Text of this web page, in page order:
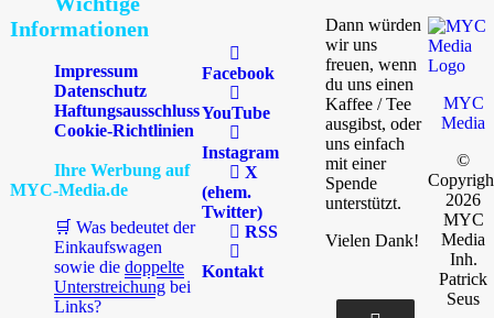
Informationen
Impressum
Datenschutz
Haftungsausschluss
Cookie-Richtlinien
Ihre Werbung auf
MYC-Media.de
🛒 Was bedeutet der
Einkaufswagen
sowie die doppelte
Unterstreichung bei
Links?
Facebook
YouTube
Instagram
X
(ehem.
Twitter)
RSS
Kontakt
Dann würden
wir uns
freuen, wenn
du uns einen
Kaffee / Tee
ausgibst, oder
uns einfach
mit einer
Spende
unterstützt.
Vielen Dank!
MYC
Media
©
2026
MYC
Media
Inh.
Patrick
Seus